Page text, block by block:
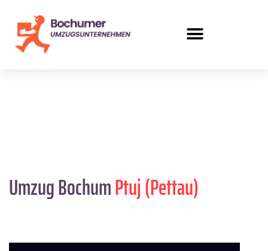
Umzug BochumPtuj (Pettau)